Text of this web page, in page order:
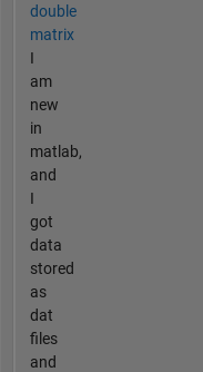
double
matrix
I
am
new
in
matlab,
and
I
got
data
stored
as
dat
files
and